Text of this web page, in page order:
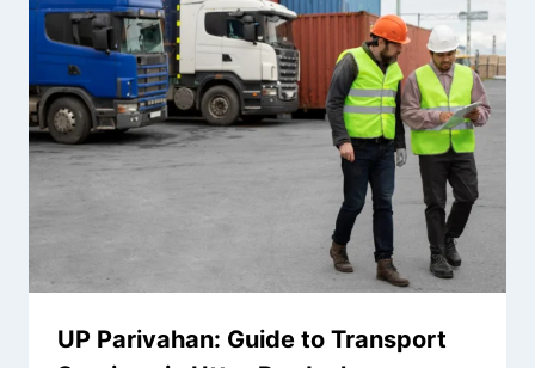
UP Parivahan: Guide to Transport